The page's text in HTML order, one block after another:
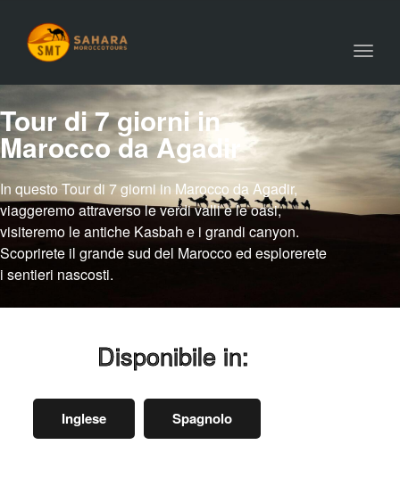
Tour di 7 giorni in
Marocco da Agadir
In questo Tour di 7 giorni in Marocco da Agadir,
viaggeremo attraverso le verdi valli e le oasi,
visiteremo le antiche Kasbah e i grandi canyon.
Scoprirete il grande sud del Marocco ed esplorerete
i sentieri nascosti.
Disponibile in:
Inglese Spagnolo